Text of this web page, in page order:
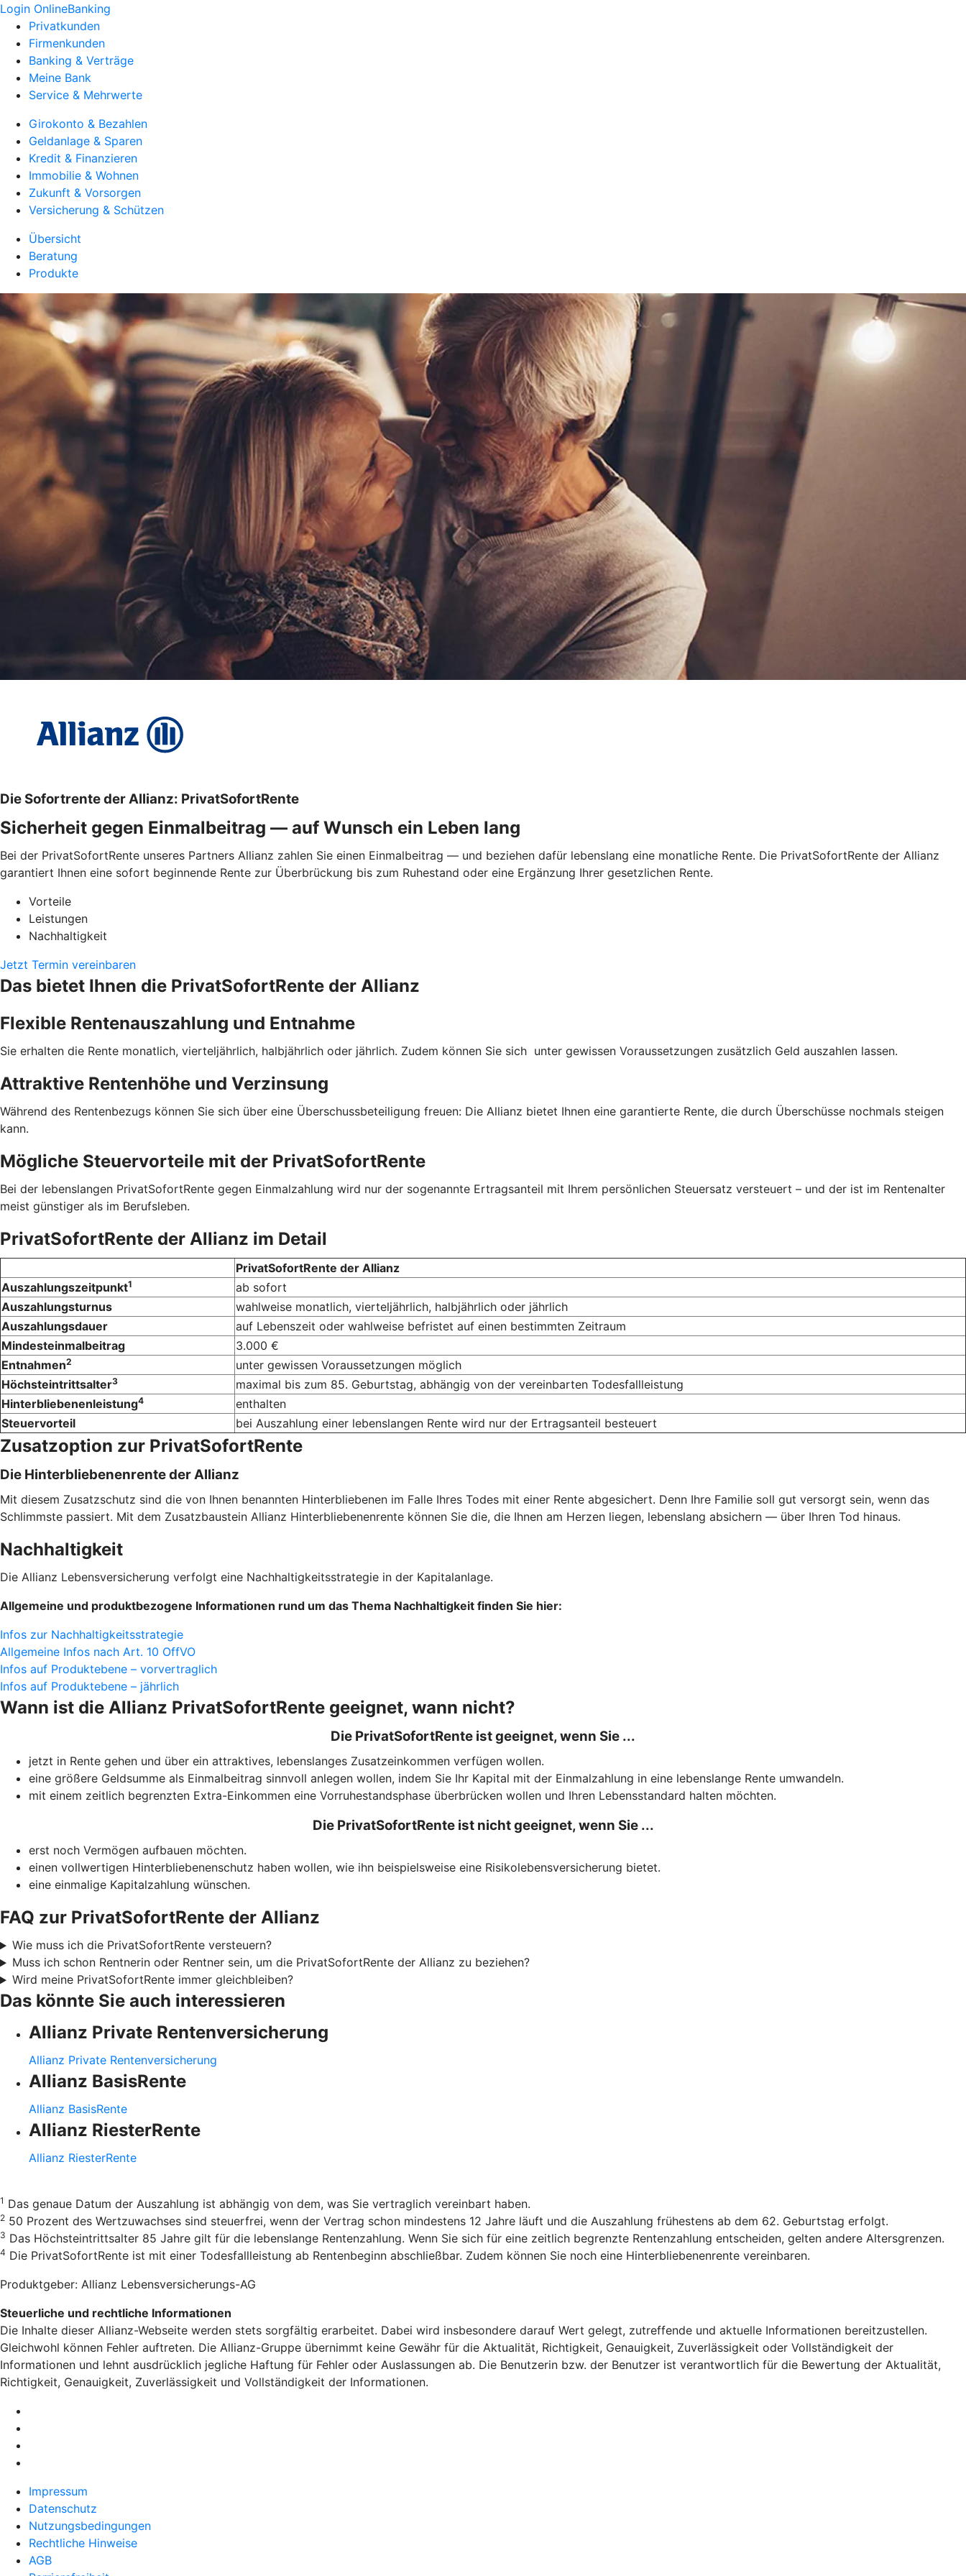
Login OnlineBanking
Privatkunden
Firmenkunden
Banking & Verträge
Meine Bank
Service & Mehrwerte
Girokonto & Bezahlen
Geldanlage & Sparen
Kredit & Finanzieren
Immobilie & Wohnen
Zukunft & Vorsorgen
Versicherung & Schützen
Übersicht
Beratung
Produkte
Die Sofortrente der Allianz: PrivatSofortRente
Sicherheit gegen Einmalbeitrag — auf Wunsch ein Leben lang
Bei der PrivatSofortRente unseres Partners Allianz zahlen Sie einen Einmalbeitrag — und beziehen dafür lebenslang eine monatliche Rente. Die PrivatSofortRente der Allianz
garantiert Ihnen eine sofort beginnende Rente zur Überbrückung bis zum Ruhestand oder eine Ergänzung Ihrer gesetzlichen Rente.
Vorteile
Leistungen
Nachhaltigkeit
Jetzt Termin vereinbaren
Das bietet Ihnen die PrivatSofortRente der Allianz
Flexible Rentenauszahlung und Entnahme
Sie erhalten die Rente monatlich, vierteljährlich, halbjährlich oder jährlich. Zudem können Sie sich unter gewissen Voraussetzungen zusätzlich Geld auszahlen lassen.
Attraktive Rentenhöhe und Verzinsung
Während des Rentenbezugs können Sie sich über eine Überschussbeteiligung freuen: Die Allianz bietet Ihnen eine garantierte Rente, die durch Überschüsse nochmals steigen
kann.
Mögliche Steuervorteile mit der PrivatSofortRente
Bei der lebenslangen PrivatSofortRente gegen Einmalzahlung wird nur der sogenannte Ertragsanteil mit Ihrem persönlichen Steuersatz versteuert – und der ist im Rentenalter
meist günstiger als im Berufsleben.
PrivatSofortRente der Allianz im Detail
PrivatSofortRente der Allianz
Auszahlungszeitpunkt1
ab sofort
Auszahlungsturnus
wahlweise monatlich, vierteljährlich, halbjährlich oder jährlich
Auszahlungsdauer
auf Lebenszeit oder wahlweise befristet auf einen bestimmten Zeitraum
Mindesteinmalbeitrag
3.000 €
Entnahmen2
unter gewissen Voraussetzungen möglich
Höchsteintrittsalter3
maximal bis zum 85. Geburtstag, abhängig von der vereinbarten Todesfallleistung
Hinterbliebenenleistung4
enthalten
Steuervorteil
bei Auszahlung einer lebenslangen Rente wird nur der Ertragsanteil besteuert
Zusatzoption zur PrivatSofortRente
Die Hinterbliebenenrente der Allianz
Mit diesem Zusatzschutz sind die von Ihnen benannten Hinterbliebenen im Falle Ihres Todes mit einer Rente abgesichert. Denn Ihre Familie soll gut versorgt sein, wenn das
Schlimmste passiert. Mit dem Zusatzbaustein Allianz Hinterbliebenenrente können Sie die, die Ihnen am Herzen liegen, lebenslang absichern — über Ihren Tod hinaus.
Nachhaltigkeit
Die Allianz Lebensversicherung verfolgt eine Nachhaltigkeitsstrategie in der Kapitalanlage.
Allgemeine und produktbezogene Informationen rund um das Thema Nachhaltigkeit finden Sie hier:
Infos zur Nachhaltigkeitsstrategie
Allgemeine Infos nach Art. 10 OffVO
Infos auf Produktebene – vorvertraglich
Infos auf Produktebene – jährlich
Wann ist die Allianz PrivatSofortRente geeignet, wann nicht?
Die PrivatSofortRente ist geeignet, wenn Sie ...
jetzt in Rente gehen und über ein attraktives, lebenslanges Zusatzeinkommen verfügen wollen.
eine größere Geldsumme als Einmalbeitrag sinnvoll anlegen wollen, indem Sie Ihr Kapital mit der Einmalzahlung in eine lebenslange Rente umwandeln.
mit einem zeitlich begrenzten Extra-Einkommen eine Vorruhestandsphase überbrücken wollen und Ihren Lebensstandard halten möchten.
Die PrivatSofortRente ist nicht geeignet, wenn Sie ...
erst noch Vermögen aufbauen möchten.
einen vollwertigen Hinterbliebenenschutz haben wollen, wie ihn beispielsweise eine Risikolebensversicherung bietet.
eine einmalige Kapitalzahlung wünschen.
FAQ zur PrivatSofortRente der Allianz
Wie muss ich die PrivatSofortRente versteuern?
Muss ich schon Rentnerin oder Rentner sein, um die PrivatSofortRente der Allianz zu beziehen?
Wird meine PrivatSofortRente immer gleichbleiben?
Das könnte Sie auch interessieren
Allianz Private Rentenversicherung
Allianz Private Rentenversicherung
Allianz BasisRente
Allianz BasisRente
Allianz RiesterRente
Allianz RiesterRente
1 Das genaue Datum der Auszahlung ist abhängig von dem, was Sie vertraglich vereinbart haben.
2 50 Prozent des Wertzuwachses sind steuerfrei, wenn der Vertrag schon mindestens 12 Jahre läuft und die Auszahlung frühestens ab dem 62. Geburtstag erfolgt.
3 Das Höchsteintrittsalter 85 Jahre gilt für die lebenslange Rentenzahlung. Wenn Sie sich für eine zeitlich begrenzte Rentenzahlung entscheiden, gelten andere Altersgrenzen.
4 Die PrivatSofortRente ist mit einer Todesfallleistung ab Rentenbeginn abschließbar. Zudem können Sie noch eine Hinterbliebenenrente vereinbaren.
Produktgeber: Allianz Lebensversicherungs-AG
Steuerliche und rechtliche Informationen
Die Inhalte dieser Allianz-Webseite werden stets sorgfältig erarbeitet. Dabei wird insbesondere darauf Wert gelegt, zutreffende und aktuelle Informationen bereitzustellen.
Gleichwohl können Fehler auftreten. Die Allianz-Gruppe übernimmt keine Gewähr für die Aktualität, Richtigkeit, Genauigkeit, Zuverlässigkeit oder Vollständigkeit der
Informationen und lehnt ausdrücklich jegliche Haftung für Fehler oder Auslassungen ab. Die Benutzerin bzw. der Benutzer ist verantwortlich für die Bewertung der Aktualität,
Richtigkeit, Genauigkeit, Zuverlässigkeit und Vollständigkeit der Informationen.
Impressum
Datenschutz
Nutzungsbedingungen
Rechtliche Hinweise
AGB